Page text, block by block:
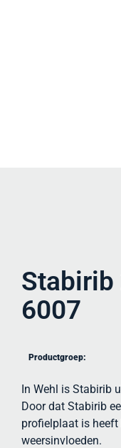
Stabirib
6007
Productgroep:
In Wehl is Stabirib
Door dat Stabirib
profielplaat is heeft
weersinvloeden.